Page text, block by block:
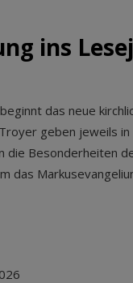
ins
das neue
geben jeweils in
die Besonderheiten
das